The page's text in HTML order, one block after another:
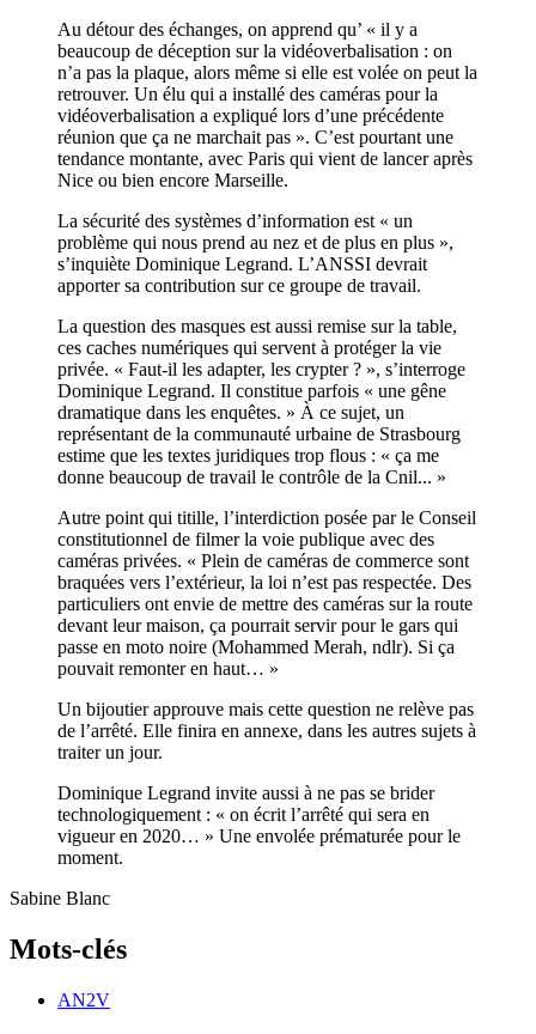
Au détour des échanges, on apprend qu’ « il y a
beaucoup de déception sur la vidéoverbalisation : on
n’a pas la plaque, alors même si elle est volée on peut la
retrouver. Un élu qui a installé des caméras pour la
vidéoverbalisation a expliqué lors d’une précédente
réunion que ça ne marchait pas ». C’est pourtant une
tendance montante, avec Paris qui vient de lancer après
Nice ou bien encore Marseille.
La sécurité des systèmes d’information est « un
problème qui nous prend au nez et de plus en plus »,
s’inquiète Dominique Legrand. L’ANSSI devrait
apporter sa contribution sur ce groupe de travail.
La question des masques est aussi remise sur la table,
ces caches numériques qui servent à protéger la vie
privée. « Faut-il les adapter, les crypter ? », s’interroge
Dominique Legrand. Il constitue parfois « une gêne
dramatique dans les enquêtes. » À ce sujet, un
représentant de la communauté urbaine de Strasbourg
estime que les textes juridiques trop flous : « ça me
donne beaucoup de travail le contrôle de la Cnil... »
Autre point qui titille, l’interdiction posée par le Conseil
constitutionnel de filmer la voie publique avec des
caméras privées. « Plein de caméras de commerce sont
braquées vers l’extérieur, la loi n’est pas respectée. Des
particuliers ont envie de mettre des caméras sur la route
devant leur maison, ça pourrait servir pour le gars qui
passe en moto noire (Mohammed Merah, ndlr). Si ça
pouvait remonter en haut… »
Un bijoutier approuve mais cette question ne relève pas
de l’arrêté. Elle finira en annexe, dans les autres sujets à
traiter un jour.
Dominique Legrand invite aussi à ne pas se brider
technologiquement : « on écrit l’arrêté qui sera en
vigueur en 2020… » Une envolée prématurée pour le
moment.
Sabine Blanc
Mots-clés
AN2V